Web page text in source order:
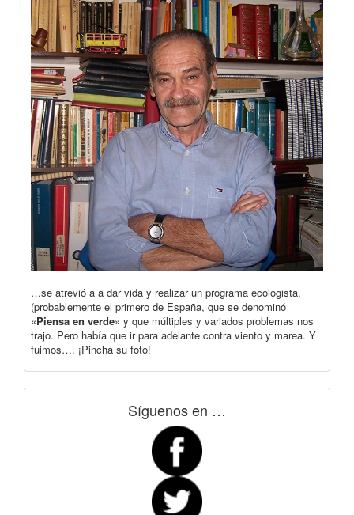
…se atrevió a a dar vida y realizar un programa ecologista,
(probablemente el primero de España, que se denominó
«Piensa en verde» y que múltiples y variados problemas nos
trajo. Pero había que ir para adelante contra viento y marea. Y
fuimos…. ¡Pincha su foto!
Síguenos en …